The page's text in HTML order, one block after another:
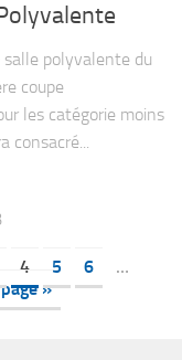
polyvalente du
coupe
les catégorie moins
consacré...
4 5 6
…
»